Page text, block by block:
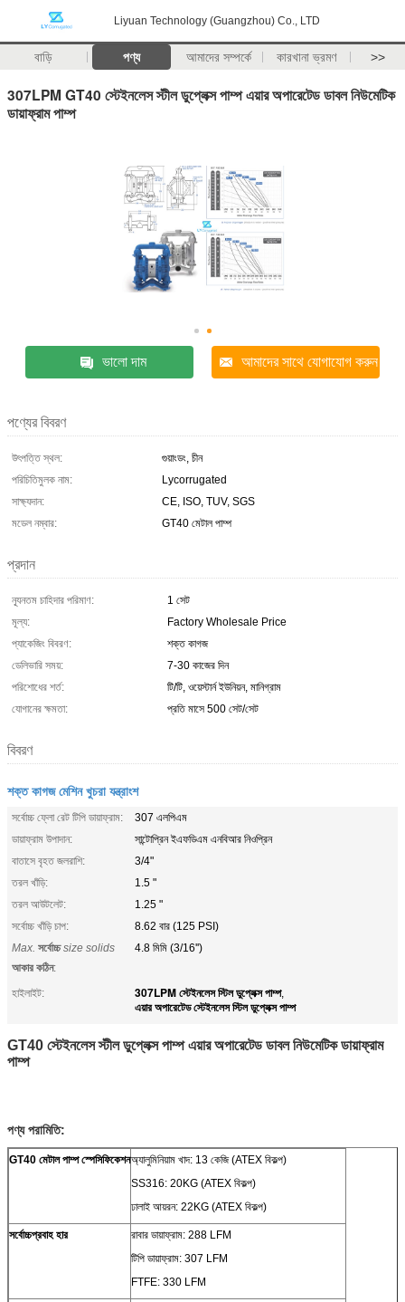
Liyuan Technology (Guangzhou) Co., LTD
বাড়ি পণ্য আমাদের সম্পর্কে কারখানা ভ্রমণ >>
307LPM GT40 স্টেইনলেস স্টীল ডুপ্লেক্স পাম্প এয়ার অপারেটেড ডাবল নিউমেটিক
ডায়াফ্রাম পাম্প
ভালো দাম আমাদের সাথে যোগাযোগ করুন
পণ্যের বিবরণ
উৎপত্তি স্থল:
গুয়াংডং, চীন
পরিচিতিমুলক নাম:
Lycorrugated
সাক্ষ্যদান:
CE, ISO, TUV, SGS
মডেল নম্বার:
GT40 মেটাল পাম্প
প্রদান
ন্যূনতম চাহিদার পরিমাণ:
1 সেট
মূল্য:
Factory Wholesale Price
প্যাকেজিং বিবরণ:
শক্ত কাগজ
ডেলিভারি সময়:
7-30 কাজের দিন
পরিশোধের শর্ত:
টি/টি, ওয়েস্টার্ন ইউনিয়ন, মানিগ্রাম
যোগানের ক্ষমতা:
প্রতি মাসে 500 সেট/সেট
বিবরণ
শক্ত কাগজ মেশিন খুচরা যন্ত্রাংশ
সর্বোচ্চ ফ্লো রেট টিপি ডায়াফ্রাম:
307 এলপিএম
ডায়াফ্রাম উপাদান:
সান্টোপ্রিন ইএফডিএম এনবিআর নিওপ্রিন
বাতাসে বৃহত জলরাশি:
3/4"
তরল খাঁড়ি:
1.5 "
তরল আউটলেট:
1.25 "
সর্বোচ্চ খাঁড়ি চাপ:
8.62 বার (125 PSI)
Max. সর্বোচ্চ size solids
আকার কঠিন:
4.8 মিমি (3/16'')
হাইলাইট: 307LPM স্টেইনলেস স্টিল ডুপ্লেক্স পাম্প,
এয়ার অপারেটেড স্টেইনলেস স্টিল ডুপ্লেক্স পাম্প
GT40 স্টেইনলেস স্টীল ডুপ্লেক্স পাম্প এয়ার অপারেটেড ডাবল নিউমেটিক ডায়াফ্রাম
পাম্প
পণ্য পরামিতি:
GT40 মেটাল পাম্প স্পেসিফিকেশনঅ্যালুমিনিয়াম খাদ: 13 কেজি (ATEX বিকল্প)
SS316: 20KG (ATEX বিকল্প)
ঢালাই আয়রন: 22KG (ATEX বিকল্প)
সর্বোচ্চপ্রবাহ হার
রাবার ডায়াফ্রাম: 288 LFM
টিপি ডায়াফ্রাম: 307 LFM
FTFE: 330 LFM